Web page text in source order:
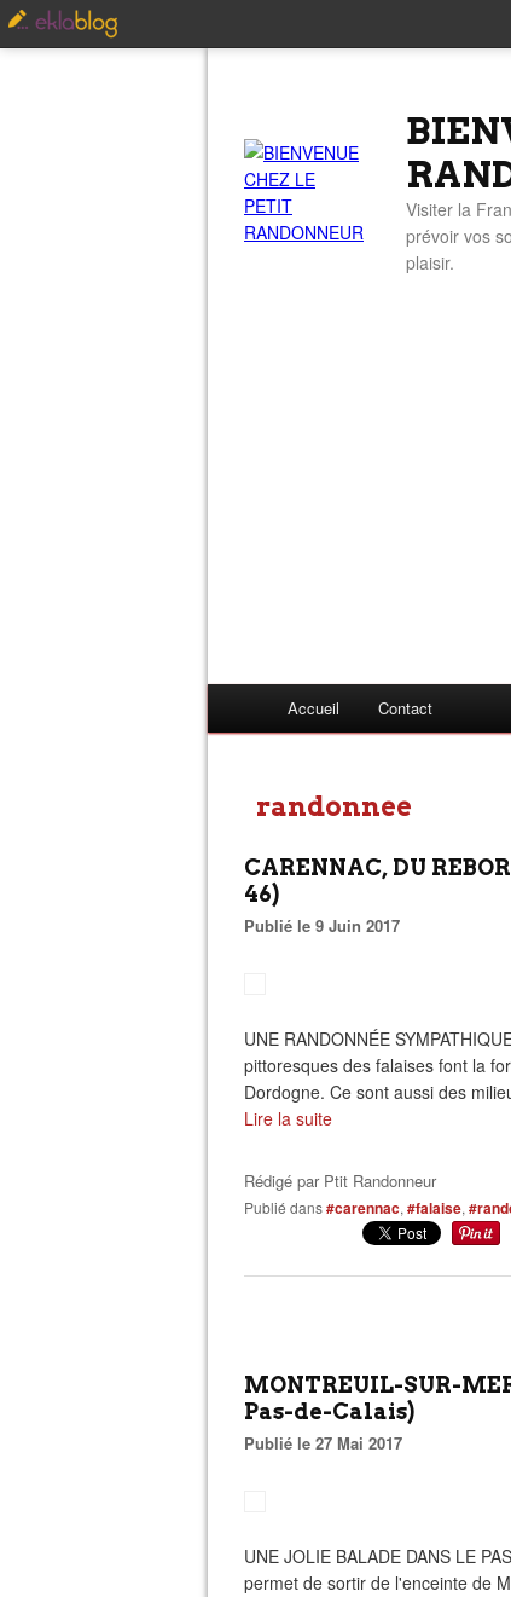
Visiter la
prévoir vos
plaisir.
Accueil Contact
randonnee
CARENNAC, DU
46)
Publié le 9 Juin 2017
UNE RANDONNÉE
pittoresques des falaises font la
Dordogne. Ce sont aussi des
Lire la suite
Rédigé par Ptit Randonneur
Publié dans#carennac, #falaise,
MONTREUIL-SUR-
Pas-de-Calais)
Publié le 27 Mai 2017
UNE JOLIE BALADE DANS LE
permet de sortir de l'enceinte de